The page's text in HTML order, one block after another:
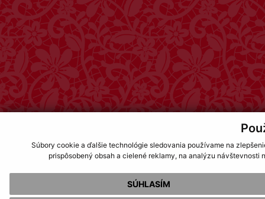
Súbory cookie a ďalšie technológie sledovania používame na
prispôsobený obsah a cielené reklamy, na analýzu
SÚHLASÍM